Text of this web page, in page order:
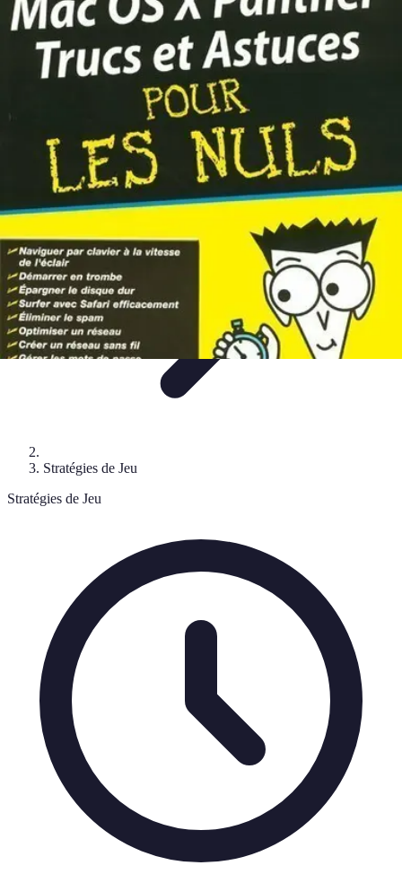
Astuces Jeux Société
Astuces et Stratégies
Stratégies de JeuComparatifsJeux en
Famille
Astuces Jeux Société
Stratégies de Jeu
Stratégies de Jeu